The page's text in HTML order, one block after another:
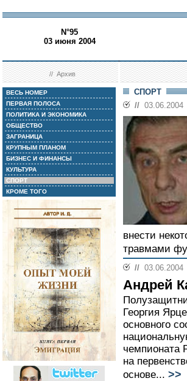
N°95
03 июня 2004
//Архив
ВЕСЬ НОМЕР
ПЕРВАЯ ПОЛОСА
ПОЛИТИКА И ЭКОНОМИКА
ОБЩЕСТВО
ЗАГРАНИЦА
КРУПНЫМ ПЛАНОМ
БИЗНЕС И ФИНАНСЫ
КУЛЬТУРА
СПОРТ
КРОМЕ ТОГО
СПОРТ
// 03.06.2004
внести
травмами
// 03.06.2004
Андрей
Георгия
основного
чемпионата
на
основе... >>